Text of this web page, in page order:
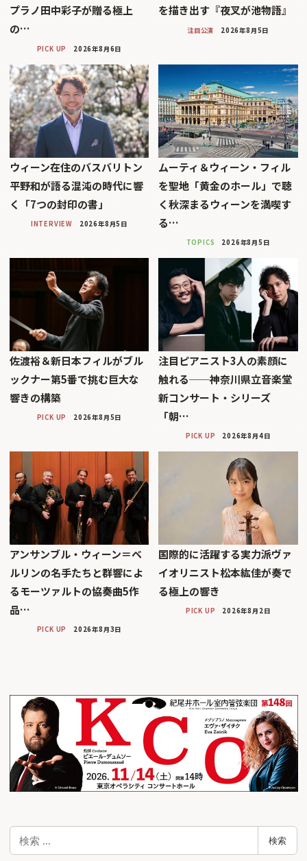
プラノ田中彩子が贈る極上
の…
PICK UP 2026年8月6日
を描き出す『夜叉が池物語』
注目公演 2026年8月5日
ウィーン在住のバスバリトン
平野和が語る混沌の時代に響
く「7つの封印の書」
INTERVIEW 2026年8月5日
ムーティ＆ウィーン・フィル
を聖地「黄金のホール」で聴
く秋深まるウィーンを満喫す
る…
TOPICS 2026年8月5日
佐渡裕＆新日本フィルがブル
ックナー第5番で挑む巨大な
響きの構築
PICK UP 2026年8月5日
注目ピアニスト3人の素顔に
触れる──神奈川県立音楽堂
新コンサート・シリーズ
「朝…
PICK UP 2026年8月4日
アンサンブル・ウィーン＝ベ
ルリンの名手たちと群響によ
るモーツァルトの協奏曲5作
品…
PICK UP 2026年8月3日
国際的に活躍する実力派ヴァ
イオリニスト松本紘佳が奏で
る極上の響き
PICK UP 2026年8月2日
検
検索